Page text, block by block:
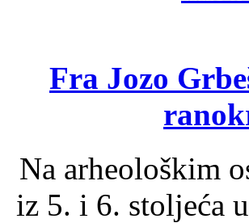
Fra Jozo
Na arheološkim
iz 5. i 6. stoljeća